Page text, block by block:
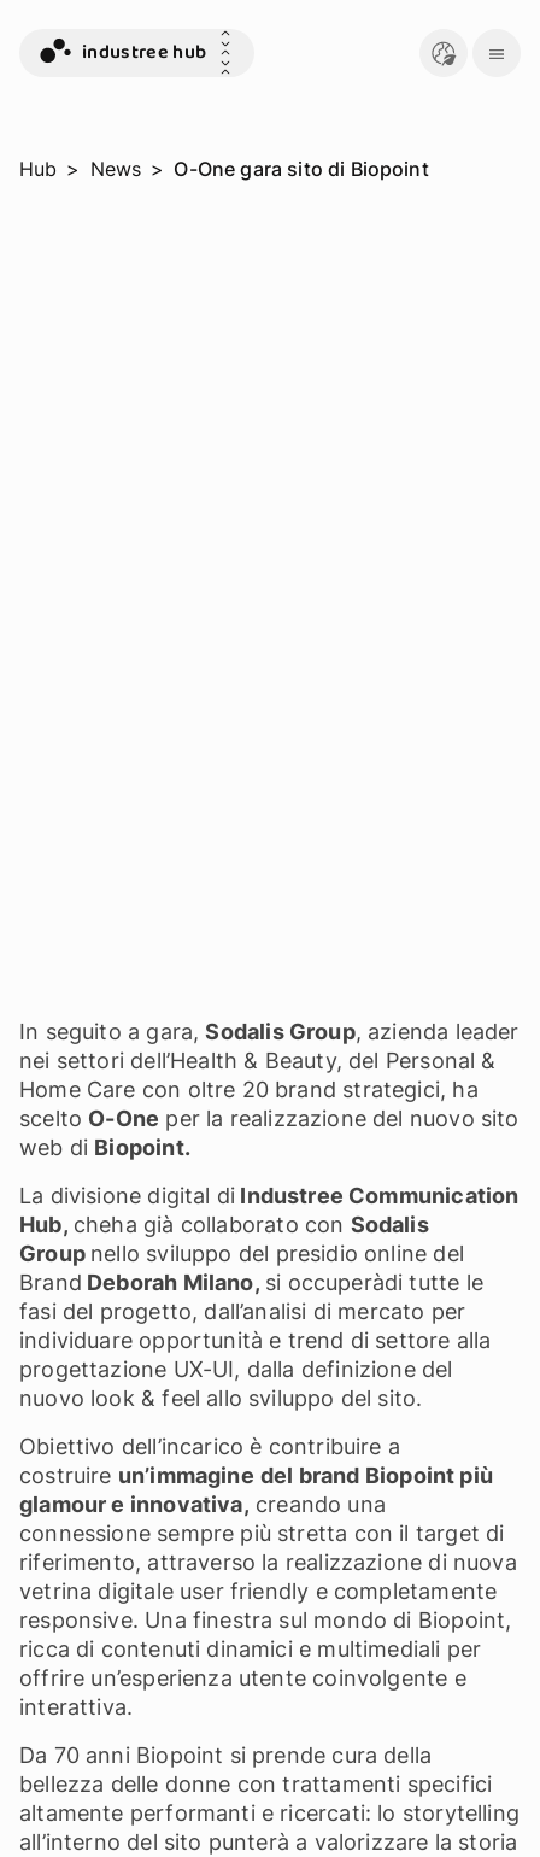
industree hub
Hub > News > O-One gara sito di Biopoint
In seguito a gara,Sodalis Group, azienda leader
nei settori dell’Health & Beauty, del Personal &
Home Care con oltre 20 brand strategici, ha
scelto O-One per la realizzazione del nuovo sito
web di Biopoint.
La divisione digital di Industree Communication
Hub, cheha già collaborato con Sodalis
Group nello sviluppo del presidio online del
Brand Deborah Milano, si occuperàdi tutte le
fasi del progetto, dall’analisi di mercato per
individuare opportunità e trend di settore alla
progettazione UX-UI, dalla definizione del
nuovo look & feel allo sviluppo del sito.
Obiettivo dell’incarico è contribuire a
costruire un’immagine del brand Biopoint più
glamour e innovativa, creando una
connessione sempre più stretta con il target di
riferimento, attraverso la realizzazione di nuova
vetrina digitale user friendly e completamente
responsive. Una finestra sul mondo di Biopoint,
ricca di contenuti dinamici e multimediali per
offrire un’esperienza utente coinvolgente e
interattiva.
Da 70 anni Biopoint si prende cura della
bellezza delle donne con trattamenti specifici
altamente performanti e ricercati: lo storytelling
all’interno del sito punterà a valorizzare la storia